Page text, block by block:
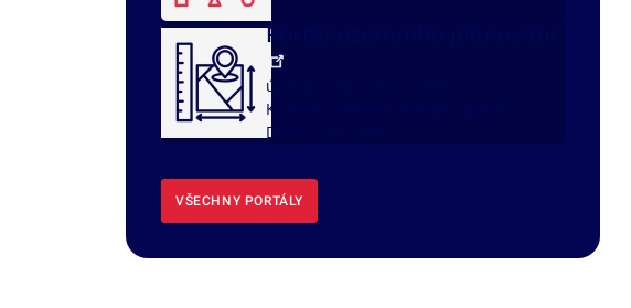
Portál územního plánování
územní plány obcí
Královéhradeckého kraje - portál
DMVS, část ÚAP
VŠECHNY PORTÁLY